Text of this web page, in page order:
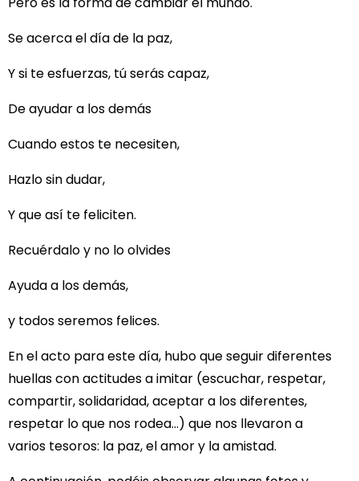
Se acerca el día de la paz,
Y si te esfuerzas, tú serás capaz,
De ayudar a los demás
Cuando estos te necesiten,
Hazlo sin dudar,
Y que así te feliciten.
Recuérdalo y no lo olvides
Ayuda a los demás,
y todos seremos felices.
En el acto para este día, hubo que seguir diferentes
huellas con actitudes a imitar (escuchar, respetar,
compartir, solidaridad, aceptar a los diferentes,
respetar lo que nos rodea…) que nos llevaron a
varios tesoros: la paz, el amor y la amistad.